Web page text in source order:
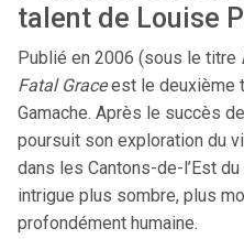
talent de Louise
Publié en 2006 (sous le titre
Fatal Graceest le deuxième
Gamache. Après le succès de
poursuit son exploration du
dans les Cantons-de-l’Est
intrigue plus sombre, plus
profondément humaine.